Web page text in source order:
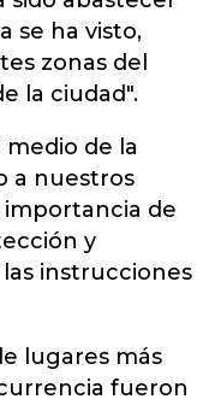
se ha visto,
zonas del
la ciudad".
de la
a nuestros
importancia de
y
instrucciones
lugares más
fueron